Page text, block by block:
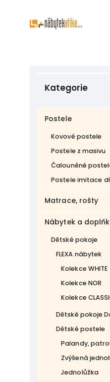
Kategorie
Postele
Kovové postele
Postele z masivu
Čalouněné
Postele imitace
Matrace, rošty
Nábytek a
Dětské pokoje
FLEXA nábytek
Kolekce WHITE
Kolekce NOR
Kolekce
Dětské pokoje
Dětské postele
Palandy,
Zvýšená
Jednolůžka